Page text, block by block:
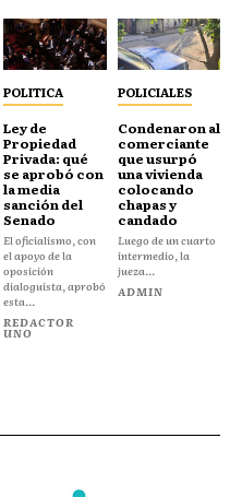
POLITICA
Ley de
Propiedad
Privada: qué
se aprobó con
la media
sanción del
Senado
El oficialismo, con
el apoyo de la
oposición
dialoguista, aprobó
esta...
REDACTOR
UNO
POLICIALES
Condenaron al
comerciante
que usurpó
una vivienda
colocando
chapas y
candado
Luego de un cuarto
intermedio, la
jueza...
ADMIN